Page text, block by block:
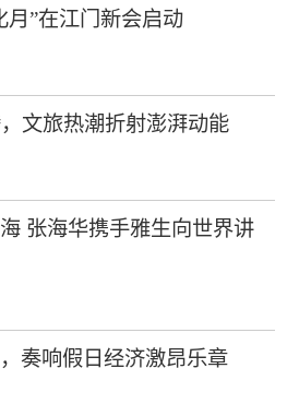
月”在江门新会启动
文旅热潮折射澎湃动能
张海华携手雅生向世界讲
奏响假日经济激昂乐章